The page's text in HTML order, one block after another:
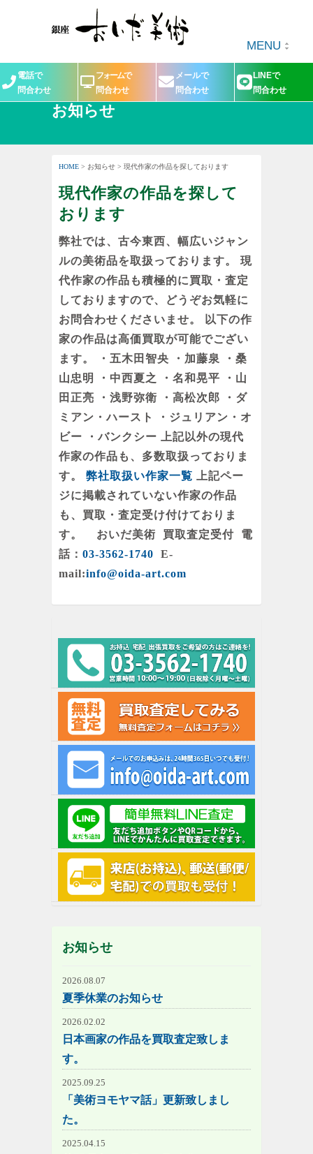
MENU
電話で
問合わせ
フォームで
問合わせ
メールで
問合わせ
LINEで
問合わせ
お知らせ
HOME > お知らせ > 現代作家の作品を探しております
現代作家の作品を探して
おります
弊社では、古今東西、幅広いジャン
ルの美術品を取扱っております。 現
代作家の作品も積極的に買取・査定
しておりますので、どうぞお気軽に
お問合わせくださいませ。 以下の作
家の作品は高価買取が可能でござい
ます。 ・五木田智央 ・加藤泉 ・桑
山忠明 ・中西夏之 ・名和晃平 ・山
田正亮 ・浅野弥衛 ・高松次郎 ・ダ
ミアン・ハースト ・ジュリアン・オ
ビー ・バンクシー 上記以外の現代
作家の作品も、多数取扱っておりま
す。 弊社取扱い作家一覧 上記ペー
ジに掲載されていない作家の作品
も、買取・査定受け付けておりま
す。 おいだ美術 買取査定受付 電
話： 03-3562-1740 E-
mail:info@oida-art.com
お知らせ
2026.08.07
夏季休業のお知らせ
2026.02.02
日本画家の作品を買取査定致しま
す。
2025.09.25
「美術ヨモヤマ話」更新致しまし
た。
2025.04.15